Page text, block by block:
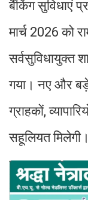
बैंकिंग सुविधाएं
मार्च 2026 को
सर्वसुविधायुक्त
गया। नए और
ग्राहकों,
सहूलियत मिलेगी।